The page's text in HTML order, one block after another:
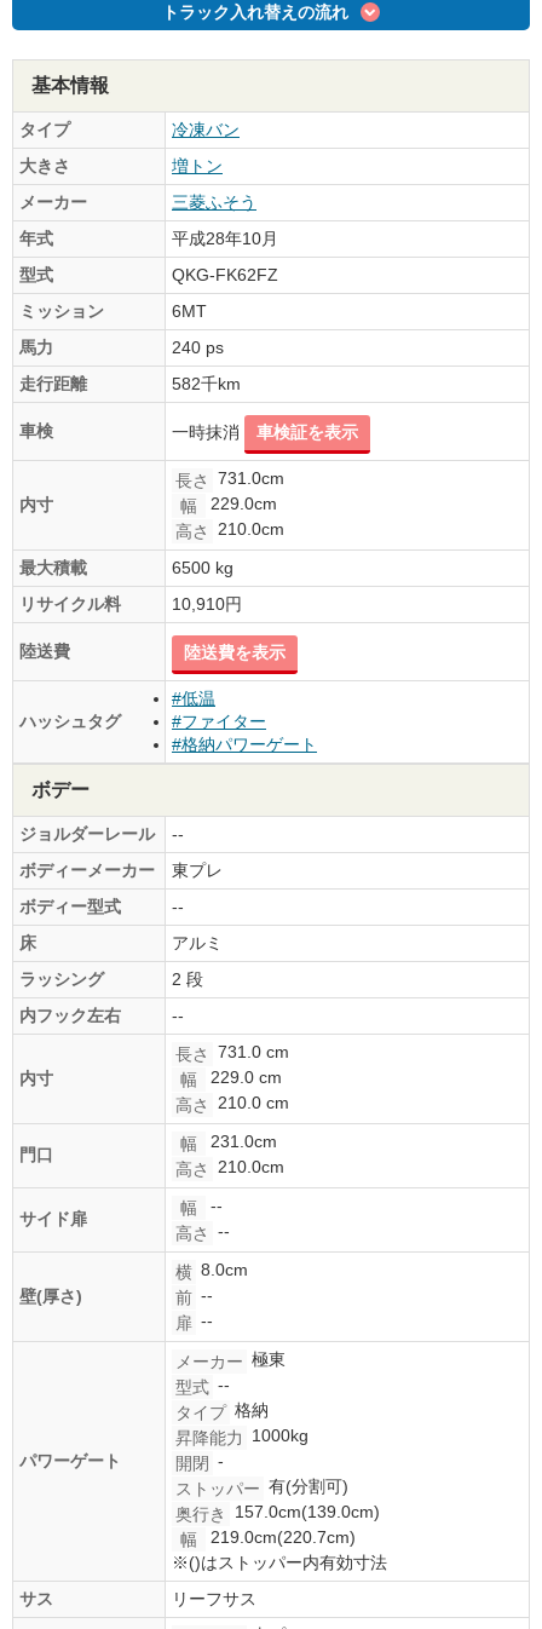
トラック入れ替えの流れ
基本情報
タイプ
冷凍バン
大きさ
増トン
メーカー
三菱ふそう
年式
平成28年10月
型式
QKG-FK62FZ
ミッション
6MT
馬力
240 ps
走行距離
582千km
車検 一時抹消 車検証を表示
内寸
長さ
731.0cm
幅
229.0cm
高さ
210.0cm
最大積載
6500 kg
リサイクル料
10,910円
陸送費 陸送費を表示
ハッシュタグ
#低温
#ファイター
#格納パワーゲート
ボデー
ジョルダーレール
--
ボディーメーカー
東プレ
ボディー型式
--
床
アルミ
ラッシング
2 段
内フック左右
--
内寸
長さ
731.0 cm
幅
229.0 cm
高さ
210.0 cm
門口
幅
231.0cm
高さ
210.0cm
サイド扉
幅
--
高さ
--
壁(厚さ)
横 8.0cm
前 --
扉 --
パワーゲート
メーカー 極東
型式 --
タイプ 格納
昇降能力
1000kg
開閉 -
ストッパー 有(分割可)
奥行き
157.0cm(139.0cm)
幅
219.0cm(220.7cm)
※()はストッパー内有効寸法
サス
リーフサス